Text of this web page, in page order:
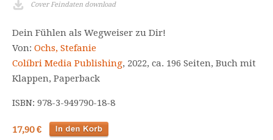
Cover Feindaten download
Dein Fühlen als Wegweiser zu Dir!
Von: Ochs, Stefanie
Colíbri Media Publishing, 2022, ca. 196 Seiten, Buch mit
Klappen, Paperback
ISBN: 978-3-949790-18-8
17,90 €